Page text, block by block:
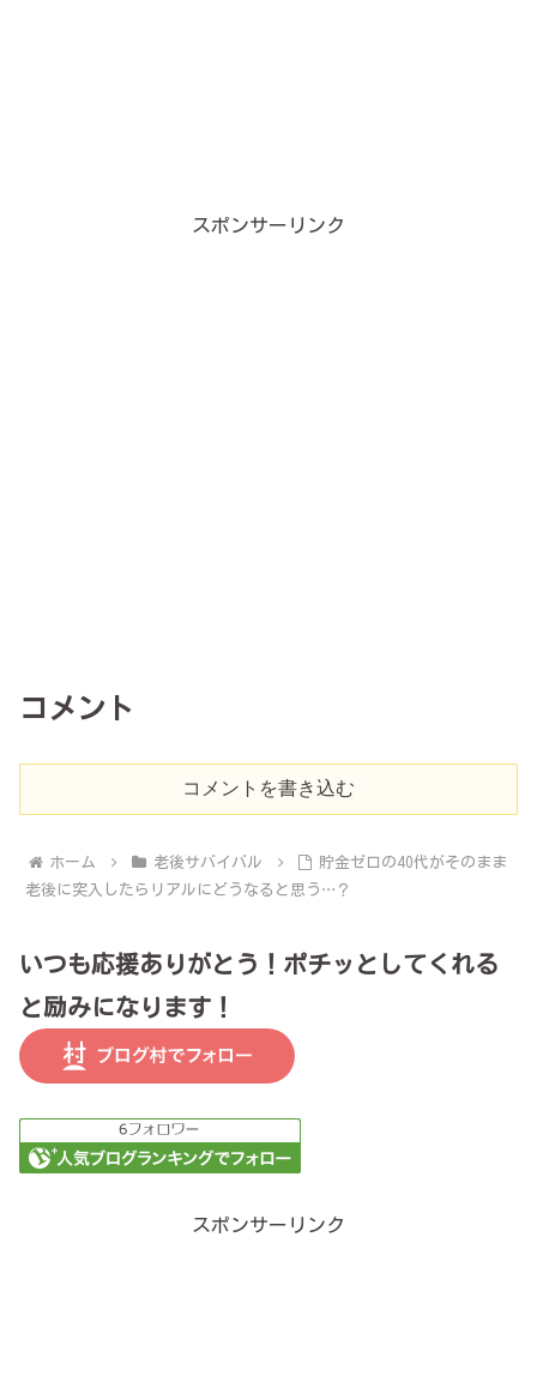
スポンサーリンク
コメント
コメントを書き込む
ホーム 老後サバイバル
貯金ゼロの40代がそのまま
老後に突入したらリアルにどうなると思う…？
いつも応援ありがとう！ポチッとしてくれる
と励みになります！
スポンサーリンク